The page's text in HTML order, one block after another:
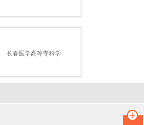
长春医学高等专科学